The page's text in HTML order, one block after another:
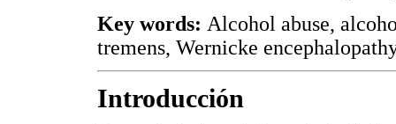
Key words: Alcohol abuse,
tremens, Wernicke
Introducción